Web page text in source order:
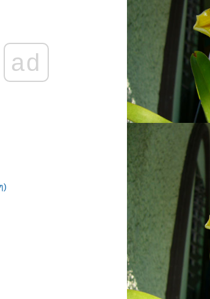
งกระบี่ ต้นกระบี่
งกระบี่ ต้นสนธยา
งกระบี่ ต้น" 2 in
สตูล ต้น
ปลก "
ย 2009
ย9
ย2008
ย ที่2ลาดกระบัง
งปราจีน ต้น
ad
)